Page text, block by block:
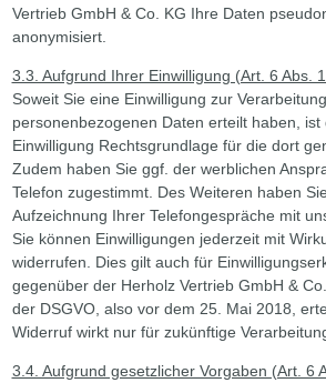
Vertrieb GmbH & Co. KG Ihre Daten
anonymisiert.
3.3. Aufgrund Ihrer Einwilligung (Art. 6 Abs.
Soweit Sie eine Einwilligung zur
personenbezogenen Daten erteilt haben, ist
Einwilligung Rechtsgrundlage für die dort
Zudem haben Sie ggf. der werblichen
Telefon zugestimmt. Des Weiteren haben
Aufzeichnung Ihrer Telefongespräche mit
Sie können Einwilligungen jederzeit mit
widerrufen. Dies gilt auch für
gegenüber der Herholz Vertrieb GmbH &
der DSGVO, also vor dem 25. Mai 2018,
Widerruf wirkt nur für zukünftige
3.4. Aufgrund gesetzlicher Vorgaben (Art. 6